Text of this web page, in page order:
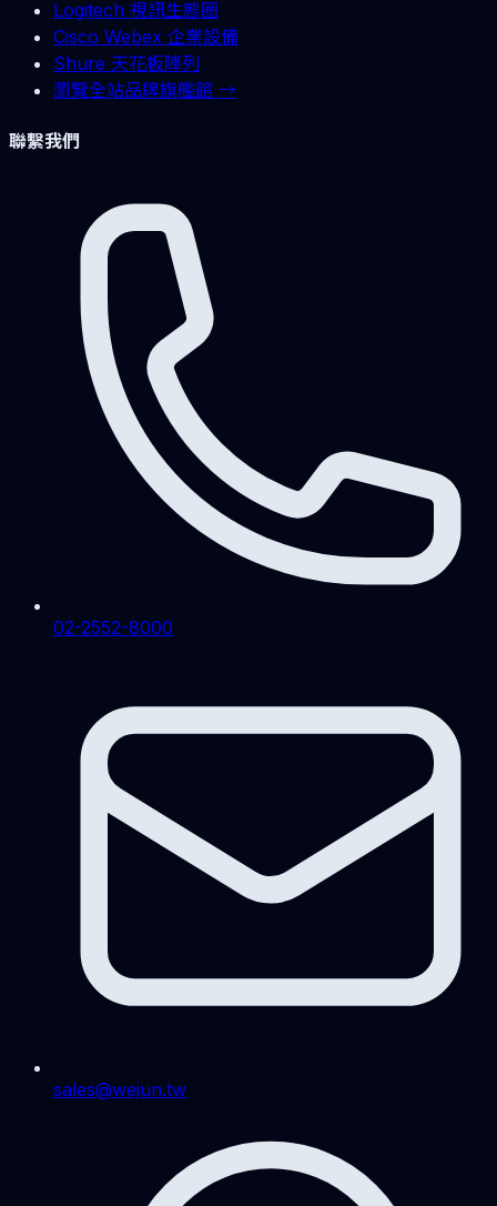
Logitech 視訊生態圈
Cisco Webex 企業設備
Shure 天花板陣列
瀏覽全站品牌旗艦館 →
聯繫我們
02-2552-8000
sales@wejun.tw